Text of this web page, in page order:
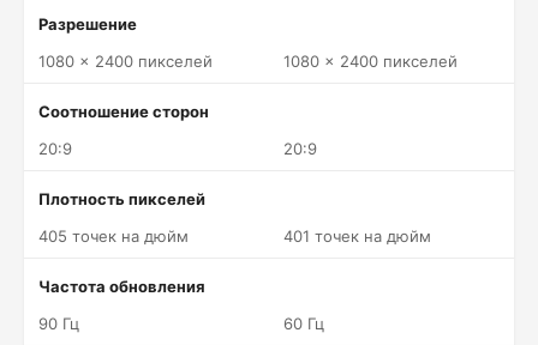
Разрешение
1080 x 2400 пикселей
1080 x 2400 пикселей
Соотношение сторон
20:9
20:9
Плотность пикселей
405 точек на дюйм
401 точек на дюйм
Частота обновления
90 Гц
60 Гц